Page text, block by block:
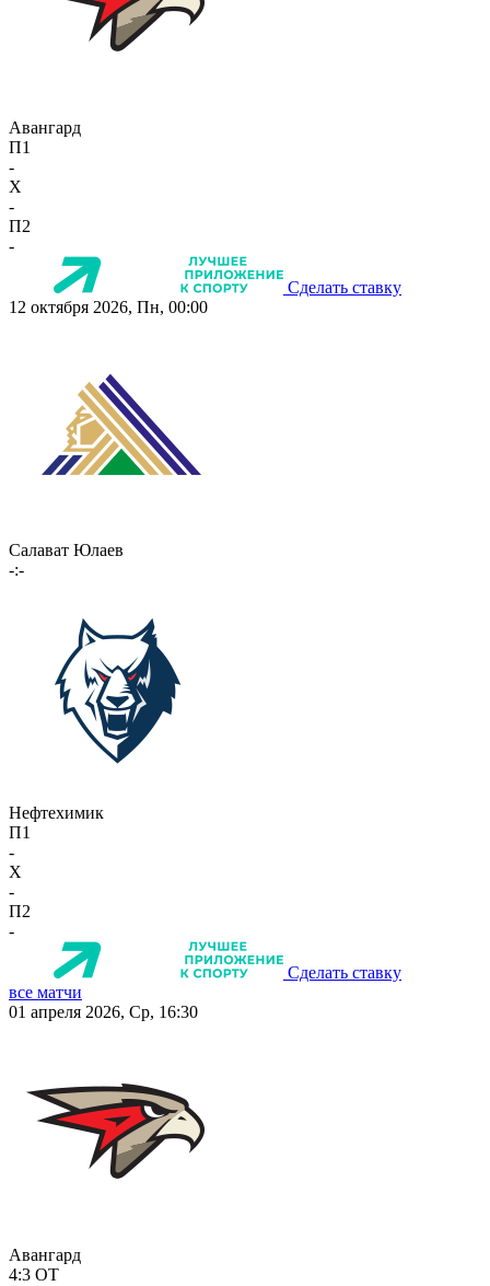
Авангард
П1
-
X
-
П2
-
Сделать ставку
12 октября 2026, Пн, 00:00
Салават Юлаев
-:-
Нефтехимик
П1
-
X
-
П2
-
Сделать ставку
все матчи
01 апреля 2026, Ср, 16:30
Авангард
4:3 ОТ